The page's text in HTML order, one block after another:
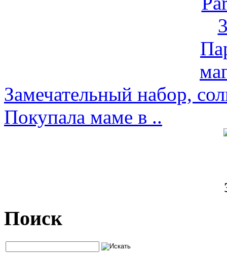
Замечательный набор,
Покупала маме в ..
Поиск